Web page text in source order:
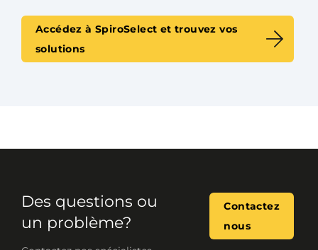
Accédez à SpiroSelect et trouvez vos
solutions
Des questions ou
un problème?
Contactez
nous